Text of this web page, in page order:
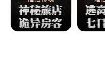
指挥和阻挠，谎言和现
哪一个才是正确的抉择